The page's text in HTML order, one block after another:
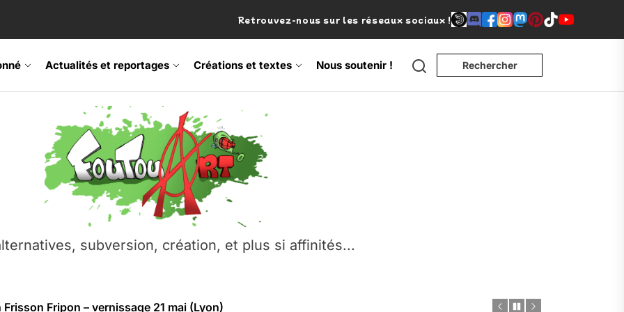
Retrouvez-nous sur les réseaux sociaux !
Actualités et reportages Créations et textes Nous soutenir ! Search Rechercher
subversion, création, et plus si affinités...
Frisson Fripon – vernissage 21 mai (Lyon)
Festival – Samedi 18 juillet (Vaulx-en-Velin)
– Ŝtono, un livre réalisé par Michaël Moretti & Pierre Lacôte
contre l’A412 à l’Établi (Haute-Savoie)
Montchat‑Lit – 7 juin 2026 (Lyon 3ᵉ)